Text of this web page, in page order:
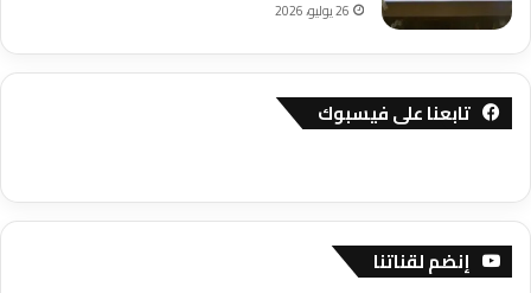
26 يوليو، 2026
تابعنا على فيسبوك
إنضم لقناتنا